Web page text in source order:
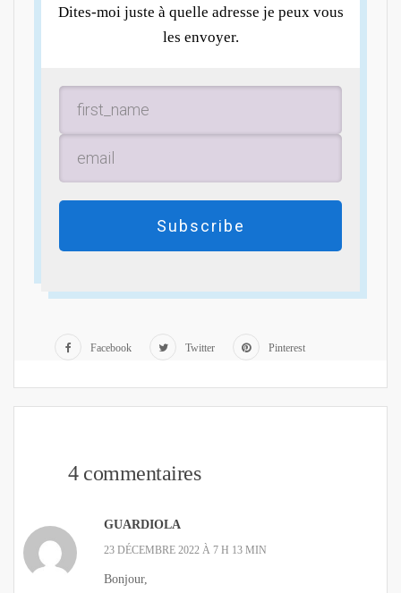
Dites-moi juste à quelle adresse je peux vous
les envoyer.
Subscribe
Facebook Twitter Pinterest
4 commentaires
GUARDIOLA
23 DÉCEMBRE 2022 À 7 H 13 MIN
Bonjour,